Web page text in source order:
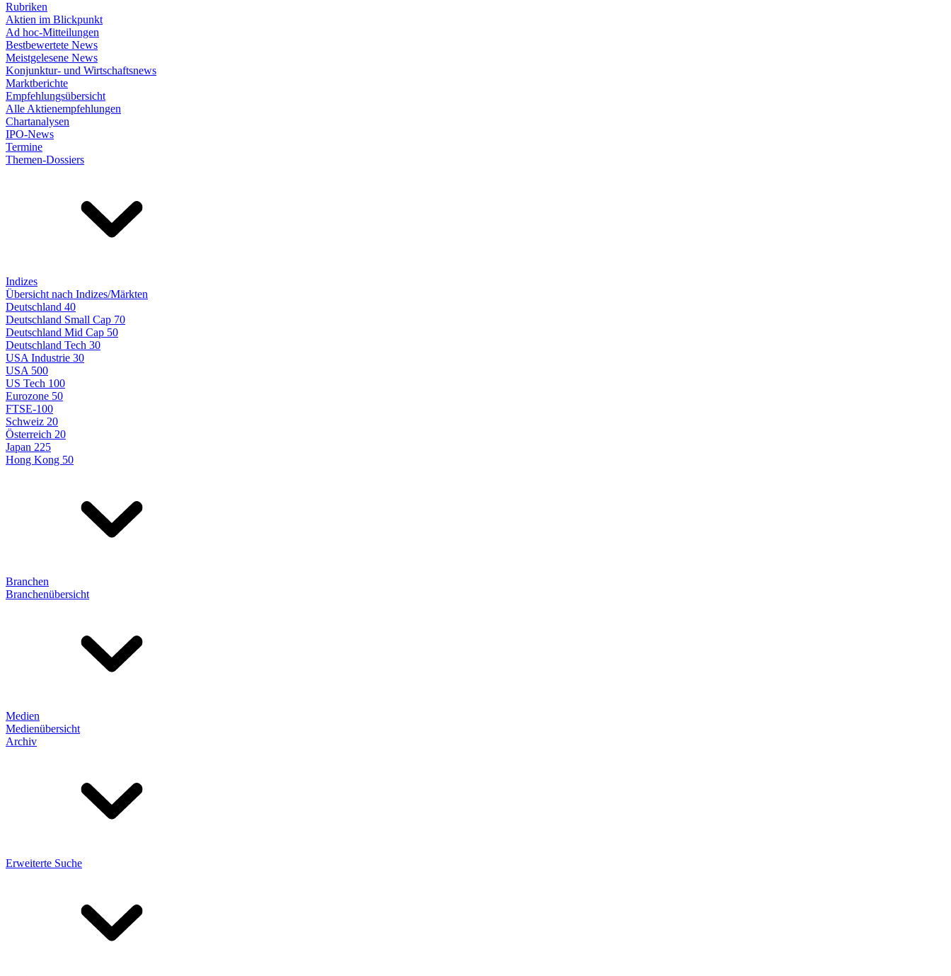
Rubriken
Aktien im Blickpunkt
Ad hoc-Mitteilungen
Bestbewertete News
Meistgelesene News
Konjunktur- und Wirtschaftsnews
Marktberichte
Empfehlungsübersicht
Alle Aktienempfehlungen
Chartanalysen
IPO-News
Termine
Themen-Dossiers
Indizes
Übersicht nach Indizes/Märkten
Deutschland 40
Deutschland Small Cap 70
Deutschland Mid Cap 50
Deutschland Tech 30
USA Industrie 30
USA 500
US Tech 100
Eurozone 50
FTSE-100
Schweiz 20
Österreich 20
Japan 225
Hong Kong 50
Branchen
Branchenübersicht
Medien
Medienübersicht
Archiv
Erweiterte Suche